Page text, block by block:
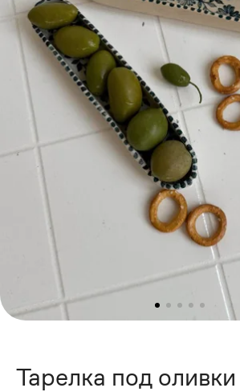
Тарелка под